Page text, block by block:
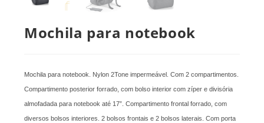
Mochila para notebook
Mochila para notebook. Nylon 2Tone impermeável. Com 2 compartimentos.
Compartimento posterior forrado, com bolso interior com zíper e divisória
almofadada para notebook até 17”. Compartimento frontal forrado, com
diversos bolsos interiores. 2 bolsos frontais e 2 bolsos laterais. Com porta